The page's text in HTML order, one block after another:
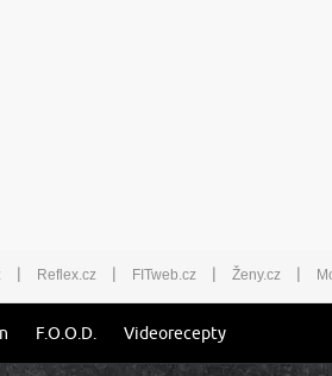
| Reflex.cz | FITweb.cz | Ženy.cz |
F.O.O.D. Videorecepty